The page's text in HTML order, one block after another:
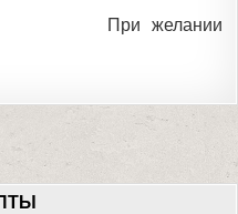
При желании